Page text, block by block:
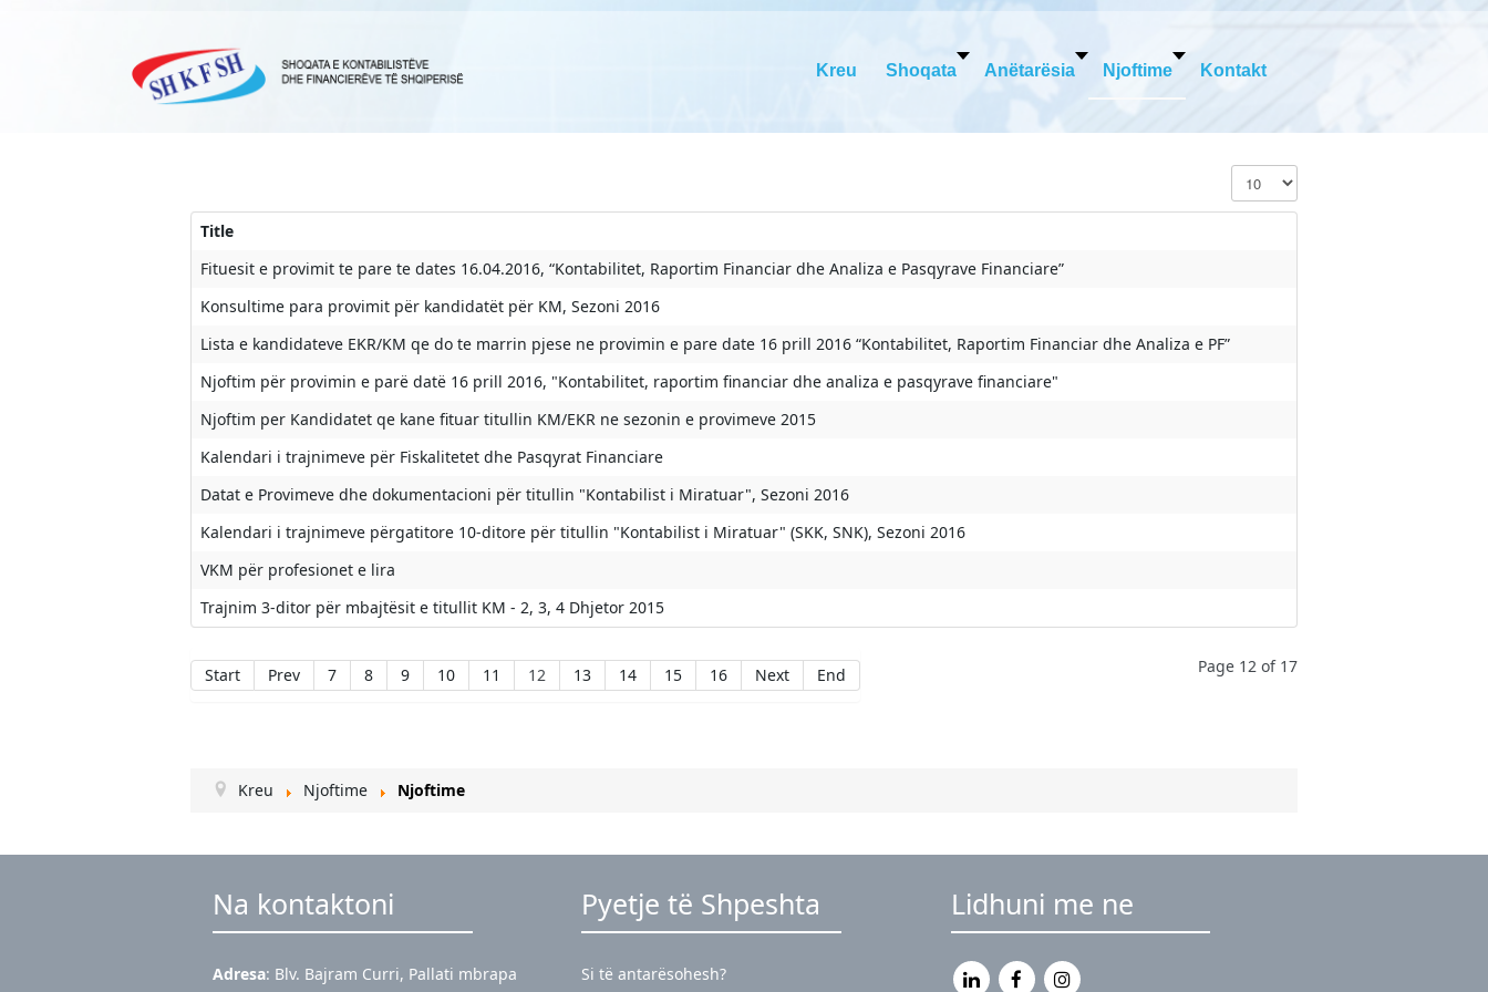
Kreu Shoqata Anëtarësia Njoftime Kontakt
Display #
Title
Fituesit e provimit te pare te dates 16.04.2016, “Kontabilitet, Raportim Financiar dhe Analiza e Pasqyrave Financiare”
Konsultime para provimit për kandidatët për KM, Sezoni 2016
Lista e kandidateve EKR/KM qe do te marrin pjese ne provimin e pare date 16 prill 2016 “Kontabilitet, Raportim Financiar dhe Analiza e PF”
Njoftim për provimin e parë datë 16 prill 2016, "Kontabilitet, raportim financiar dhe analiza e pasqyrave financiare"
Njoftim per Kandidatet qe kane fituar titullin KM/EKR ne sezonin e provimeve 2015
Kalendari i trajnimeve për Fiskalitetet dhe Pasqyrat Financiare
Datat e Provimeve dhe dokumentacioni për titullin "Kontabilist i Miratuar", Sezoni 2016
Kalendari i trajnimeve përgatitore 10-ditore për titullin "Kontabilist i Miratuar" (SKK, SNK), Sezoni 2016
VKM për profesionet e lira
Trajnim 3-ditor për mbajtësit e titullit KM - 2, 3, 4 Dhjetor 2015
Page 12 of 17
Start Prev 7 8 9 10 11 12 13 14 15 16 Next End
Kreu Njoftime Njoftime
Na kontaktoni
Adresa: Blv. Bajram Curri, Pallati mbrapa
Pyetje të Shpeshta
Si të antarësohesh?
Lidhuni me ne